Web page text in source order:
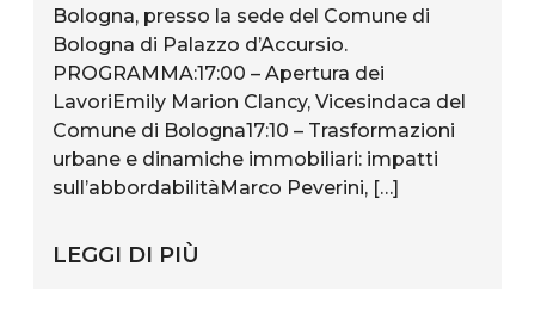
Bologna, presso la sede del Comune di
Bologna di Palazzo d’Accursio.
PROGRAMMA:17:00 – Apertura dei
LavoriEmily Marion Clancy, Vicesindaca del
Comune di Bologna17:10 – Trasformazioni
urbane e dinamiche immobiliari: impatti
sull’abbordabilitàMarco Peverini, […]
LEGGI DI PIÙ